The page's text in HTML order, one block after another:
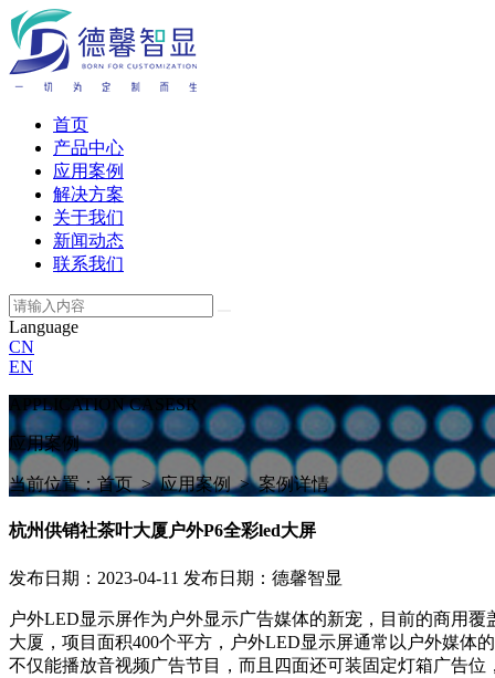
首页
产品中心
应用案例
解决方案
关于我们
新闻动态
联系我们
Language
CN
EN
APPLICATION CASESR
应用案例
当前位置：首页 > 应用案例 > 案例详情
杭州供销社茶叶大厦户外P6全彩led大屏
发布日期：2023-04-11 发布日期：德馨智显
户外LED显示屏作为户外显示广告媒体的新宠，目前的商用
大厦，项目面积400个平方，户外LED显示屏通常以户外媒体
不仅能播放音视频广告节目，而且四面还可装固定灯箱广告